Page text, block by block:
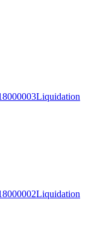
Liquidation
Liquidation